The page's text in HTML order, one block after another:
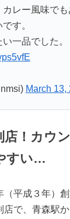
レー風味で
す。
一品でした。
March 13,
店！カウ
すい…
平成３年）
店で、青森駅